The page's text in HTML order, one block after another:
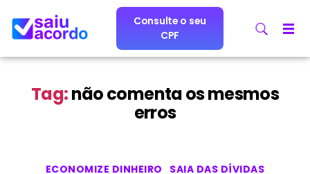
Consulte o seu
CPF
Tag:não comenta os mesmos
erros
ECONOMIZE DINHEIRO SAIA DAS DÍVIDAS